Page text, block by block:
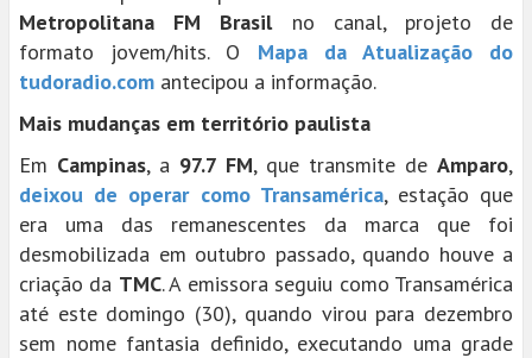
Metropolitana FM Brasilno canal, projeto de
formato jovem/hits. O Mapa da Atualização do
tudoradio.com antecipou a informação.
Mais mudanças em território paulista
Em Campinas, a 97.7 FM, que transmite de Amparo,
deixou de operar como Transamérica, estação que
era uma das remanescentes da marca que foi
desmobilizada em outubro passado, quando houve a
criação da TMC. A emissora seguiu como Transamérica
até este domingo (30), quando virou para dezembro
sem nome fantasia definido, executando uma grade